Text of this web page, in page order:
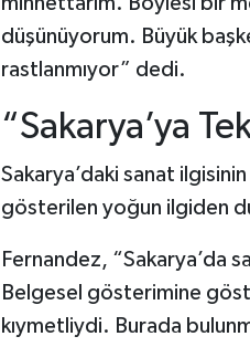
düşünüyorum. Büyük
rastlanmıyor” dedi.
“Sakarya’ya
Sakarya’daki sanat
gösterilen yoğun ilgiden
Fernandez, “Sakarya’da
Belgesel gösterimine
kıymetliydi. Burada